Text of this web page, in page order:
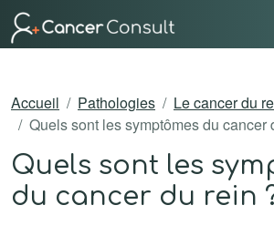
Accueil Pathologies
Le cancer du
Quels sont les symptômes du cancer
Quels sont les
du cancer du rein